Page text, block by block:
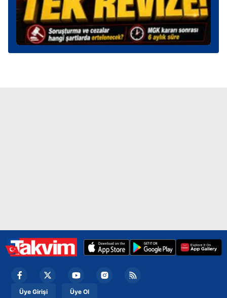
vasıtasıyla belirleyebilirsiniz. Çerezlere ilişkin detaylı bilgi
için Ayarlar butonuna tıklayabilir,Çerez Bilgilendirme
Metnimizi ziyaret edebilirsiniz.
6698 sayılı Kişisel Verilerin Korunması Kanunu uyarınca
Üye Girişi Üye Ol